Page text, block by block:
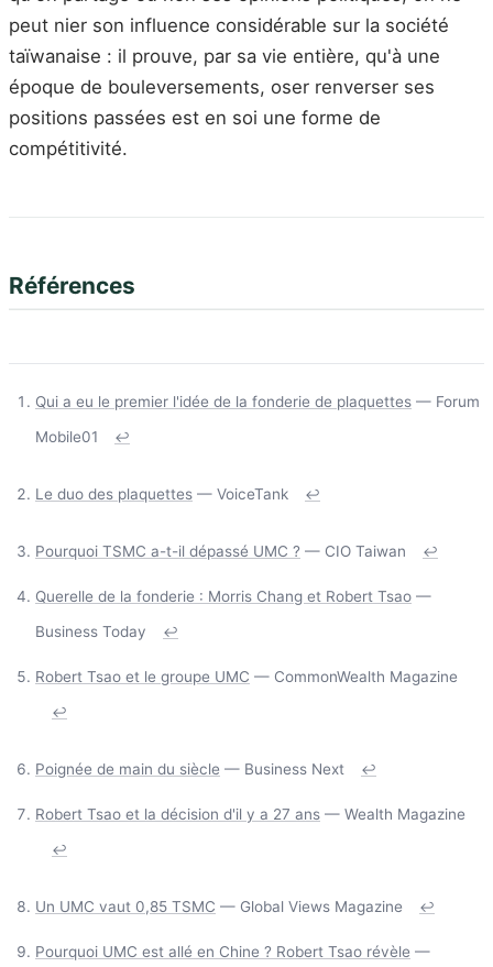
peut nier son influence considérable sur la société
taïwanaise : il prouve, par sa vie entière, qu'à une
époque de bouleversements, oser renverser ses
positions passées est en soi une forme de
compétitivité.
Références
Qui a eu le premier l'idée de la fonderie de plaquettes — Forum
Mobile01
↩
Le duo des plaquettes — VoiceTank ↩
Pourquoi TSMC a-t-il dépassé UMC ? — CIO Taiwan ↩
Querelle de la fonderie : Morris Chang et Robert Tsao —
Business Today
↩
Robert Tsao et le groupe UMC — CommonWealth Magazine
↩
Poignée de main du siècle — Business Next ↩
Robert Tsao et la décision d'il y a 27 ans — Wealth Magazine
↩
Un UMC vaut 0,85 TSMC — Global Views Magazine ↩
Pourquoi UMC est allé en Chine ? Robert Tsao révèle —